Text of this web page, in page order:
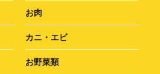
お肉
カニ・エビ
お野菜類